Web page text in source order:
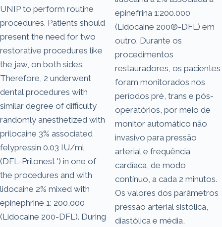
UNIP to perform routine
procedures. Patients should
present the need for two
restorative procedures like
the jaw, on both sides.
Therefore, 2 underwent
dental procedures with
similar degree of difficulty
randomly anesthetized with
prilocaine 3% associated
felypressin 0.03 IU/ml
(DFL-Prilonest ') in one of
the procedures and with
lidocaine 2% mixed with
epinephrine 1: 200,000
(Lidocaine 200-DFL). During
epinefrina 1:200.000
(Lidocaine 200®-DFL) em
outro. Durante os
procedimentos
restauradores, os pacientes
foram monitorados nos
períodos pré, trans e pós-
operatórios, por meio de
monitor automático não
invasivo para pressão
arterial e frequência
cardíaca, de modo
contínuo, a cada 2 minutos.
Os valores dos parâmetros
pressão arterial sistólica,
diastólica e média,